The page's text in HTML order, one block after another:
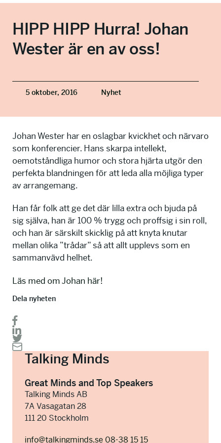
HIPP HIPP Hurra! Johan
Wester är en av oss!
5 oktober, 2016 Nyhet
Johan Wester har en oslagbar kvickhet och närvaro
som konferencier. Hans skarpa intellekt,
oemotståndliga humor och stora hjärta utgör den
perfekta blandningen för att leda alla möjliga typer
av arrangemang.
Han får folk att ge det där lilla extra och bjuda på
sig själva, han är 100 % trygg och proffsig i sin roll,
och han är särskilt skicklig på att knyta knutar
mellan olika ”trådar” så att allt upplevs som en
sammanvävd helhet.
Läs med om Johan här!
Dela nyheten
Talking Minds
Great Minds and Top Speakers
Talking Minds AB
7A Vasagatan 28
111 20 Stockholm
info@talkingminds.se 08-38 15 15